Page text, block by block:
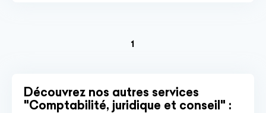
1
Découvrez nos autres services
"Comptabilité, juridique et conseil" :